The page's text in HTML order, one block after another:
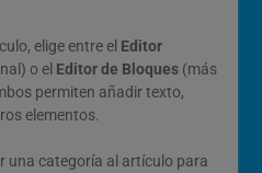
elige entre el Editor
o el Editor de Bloques(más
permiten añadir texto,
elementos.
una categoría al artículo para